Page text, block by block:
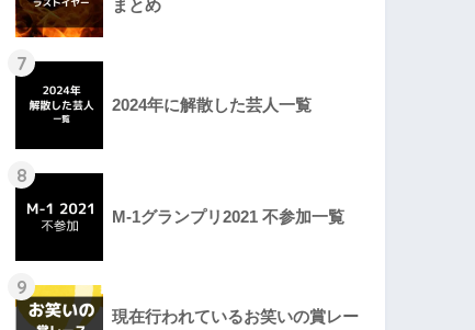
まとめ
7
2024年に解散した芸人一覧
8
M-1グランプリ2021 不参加一覧
9
現在行われているお笑いの賞レー